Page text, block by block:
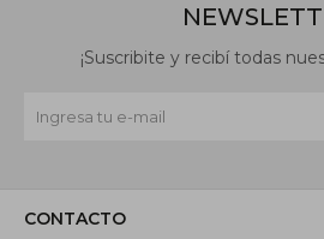
CONTACTO
¡Suscribite y recibí todas